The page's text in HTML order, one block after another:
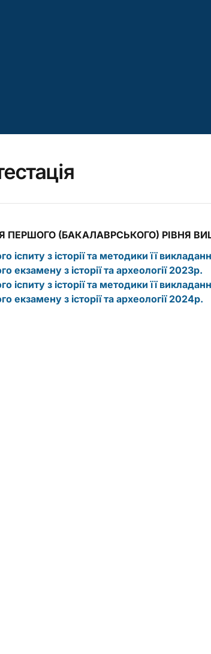
ПЕРШОГО (БАКАЛАВРСЬКОГО) РІВНЯ
іспиту з історії та методики її
екзамену з історії та археології 2023р.
іспиту з історії та методики її
екзамену з історії та археології 2024р.